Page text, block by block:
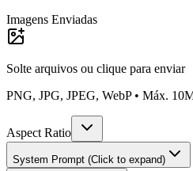
Imagens Enviadas
Solte arquivos ou clique para enviar
PNG, JPG, JPEG, WebP • Máx.
Aspect Ratio
System Prompt (Click to expand)